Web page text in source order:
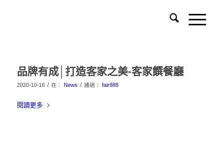
品牌有成│打造客家之美-客家饌餐廳
2020-10-16 / 在： News / 通過： fair888
閱讀更多